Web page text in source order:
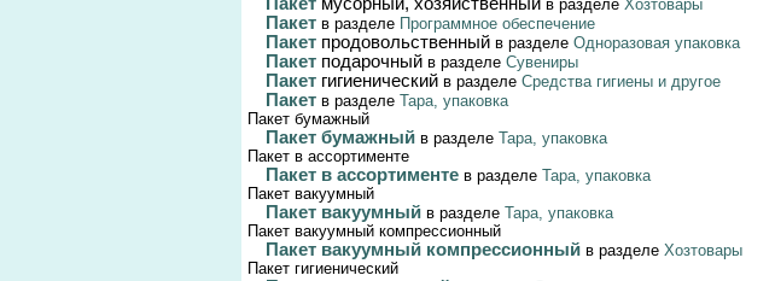
в разделе Хозтовары
Пакет в разделе Программное обеспечение
Пакет продовольственный в разделе Одноразовая упаковка
Пакет подарочный в разделе Сувениры
Пакет гигиенический в разделе Средства гигиены и другое
Пакет в разделе Тара, упаковка
Пакет бумажный
Пакет бумажный в разделе Тара, упаковка
Пакет в ассортименте
Пакет в ассортименте в разделе Тара, упаковка
Пакет вакуумный
Пакет вакуумный в разделе Тара, упаковка
Пакет вакуумный компрессионный
Пакет вакуумный компрессионный в разделе Хозтовары
Пакет гигиенический